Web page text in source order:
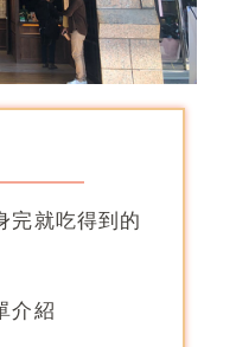
完就吃得到的
介紹